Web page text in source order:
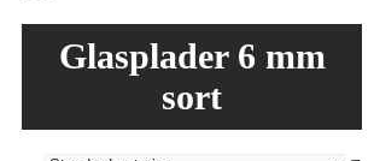
Glasplader 6 mm
sort